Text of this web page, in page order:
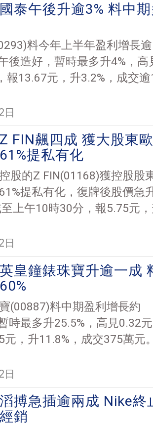
泰午後升逾3% 料中
料今年上半年盈利增長逾
後造好，暫時最多升4%，
報13.67元，升3.2%，成交
日
FIN飆四成 獲大股東歐
提私有化
股的Z FIN(01168)獲控股股
提私有化，復牌後股價急
上午10時30分，報5.75元
日
皇鐘錶珠寶升逾一成
(00887)料中期盈利增長約
時最多升25.5%，高見0.32
元，升11.8%，成交375萬元
日
搏急插逾兩成 Nike終
銷